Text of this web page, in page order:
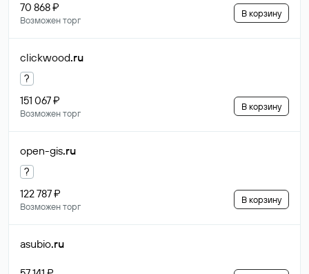
70 868 ₽
Возможен торг
В корзину
clickwood.ru
?
151 067 ₽
Возможен торг
В корзину
open-gis.ru
?
122 787 ₽
Возможен торг
В корзину
asubio.ru